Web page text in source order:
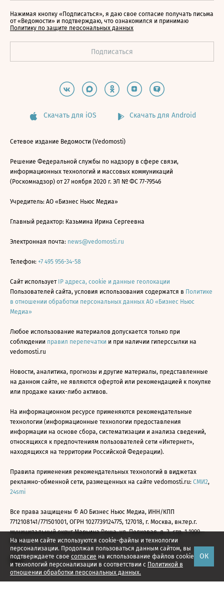
На нашем сайте используются cookie-файлы и технологии
персонализации. Продолжая пользоваться данным сайтом, вы
подтверждаете свое согласие на использование файлов cookie
и технологий персонализации в соответствии с Политикой в
отношении обработки персональных данных.
ОК
Нажимая кнопку «Подписаться», я даю свое согласие получать письма
от «Ведомости» и подтверждаю, что ознакомился и принимаю
Политику по защите персональных данных
Скачать для iOS Скачать для Android
Сетевое издание Ведомости (Vedomosti)
Решение Федеральной службы по надзору в сфере связи,
информационных технологий и массовых коммуникаций
(Роскомнадзор) от 27 ноября 2020 г. ЭЛ № ФС 77-79546
Учредитель: АО «Бизнес Ньюс Медиа»
Главный редактор: Казьмина Ирина Сергеевна
Электронная почта: news@vedomosti.ru
Телефон: +7 495 956-34-58
Сайт использует IP адреса, cookie и данные геолокации
Пользователей сайта, условия использования содержатся в Политике
в отношении обработки персональных данных АО «Бизнес Ньюс
Медиа»
Любое использование материалов допускается только при
соблюдении правил перепечатки и при наличии гиперссылки на
vedomosti.ru
Новости, аналитика, прогнозы и другие материалы, представленные
на данном сайте, не являются офертой или рекомендацией к покупке
или продаже каких-либо активов.
На информационном ресурсе применяются рекомендательные
технологии (информационные технологии предоставления
информации на основе сбора, систематизации и анализа сведений,
относящихся к предпочтениям пользователей сети «Интернет»,
находящихся на территории Российской Федерации).
Правила применения рекомендательных технологий в виджетах
рекламно-обменной сети, размещенных на сайте vedomosti.ru: СМИ2,
24smi
Все права защищены © АО Бизнес Ньюс Медиа, ИНН/КПП
7712108141/771501001, ОГРН 1027739124775, 127018, г. Москва, вн.тер.г.
муниципальный округ Марьина Роща, ул. Полковая, д. 3, стр. 1 1999—
2026